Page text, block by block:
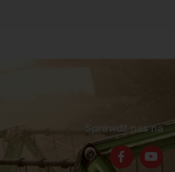
Sprawdź nas na